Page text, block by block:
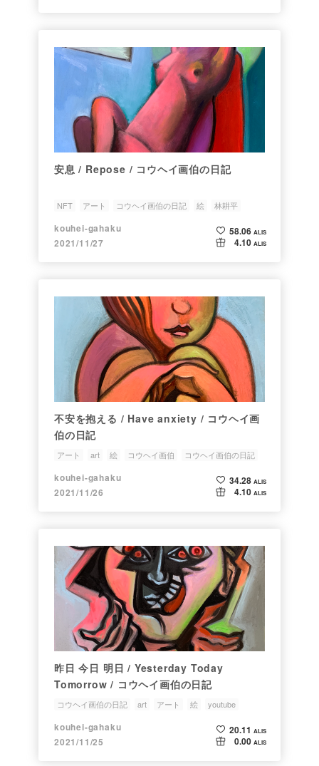
安息 / Repose / コウヘイ画伯の日記
NFT アート コウヘイ画伯の日記 絵 林耕平
kouhei-gahaku
2021/11/27
58.06 ALIS
4.10 ALIS
不安を抱える / Have anxiety / コウヘイ画
伯の日記
アート art 絵 コウヘイ画伯 コウヘイ画伯の日記
kouhei-gahaku
2021/11/26
34.28 ALIS
4.10 ALIS
昨日 今日 明日 / Yesterday Today
Tomorrow / コウヘイ画伯の日記
コウヘイ画伯の日記 art アート 絵 youtube
kouhei-gahaku
2021/11/25
20.11 ALIS
0.00 ALIS